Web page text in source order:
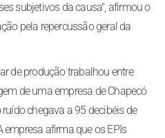
subjetivos da causa", afirmou o
pela repercussão geral da
de produção trabalhou entre
de uma empresa de Chapecó
chegava a 95 decibéis de
afirma que os EPIs